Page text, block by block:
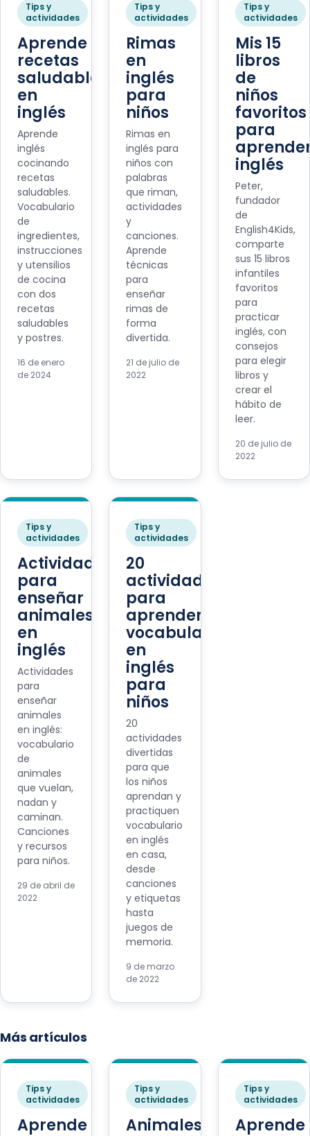
Tips y
actividades
Aprende
recetas
saludables
en
inglés
Aprende
inglés
cocinando
recetas
saludables.
Vocabulario
de
ingredientes,
instrucciones
y utensilios
de cocina
con dos
recetas
saludables
y postres.
16 de enero
de 2024
Tips y
actividades
Rimas
en
inglés
para
niños
Rimas en
inglés para
niños con
palabras
que riman,
actividades
y
canciones.
Aprende
técnicas
para
enseñar
rimas de
forma
divertida.
21 de julio de
2022
Tips y
actividades
Mis 15
libros
de
niños
favoritos
para
inglés
Peter,
fundador
de
English4Kids,
comparte
sus 15 libros
infantiles
favoritos
para
practicar
inglés, con
consejos
para elegir
libros y
crear el
hábito de
leer.
20 de julio de
2022
Tips y
actividades
Actividades
para
enseñar
animales
en
inglés
Actividades
para
enseñar
animales
en inglés:
vocabulario
de
animales
que vuelan,
nadan y
caminan.
Canciones
y recursos
para niños.
29 de abril de
2022
Tips y
actividades
20
actividades
para
aprender
vocabulario
en
inglés
para
niños
20
actividades
divertidas
para que
los niños
aprendan y
practiquen
vocabulario
en inglés
en casa,
desde
canciones
y etiquetas
hasta
juegos de
memoria.
9 de marzo
de 2022
Más artículos
Tips y
actividades
Aprende
Tips y
actividades
Animales
Tips y
actividades
Aprende